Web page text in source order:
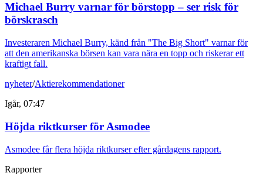
Michael Burry varnar för börstopp – ser risk för
börskrasch
Investeraren Michael Burry, känd från "The Big Short" varnar för
att den amerikanska börsen kan vara nära en topp och riskerar ett
kraftigt fall.
nyheter/Aktierekommendationer
Igår, 07:47
Höjda riktkurser för Asmodee
Asmodee får flera höjda riktkurser efter gårdagens rapport.
Rapporter